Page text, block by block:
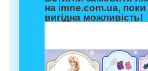
на imne.com.ua, поки
вигідна можливість!